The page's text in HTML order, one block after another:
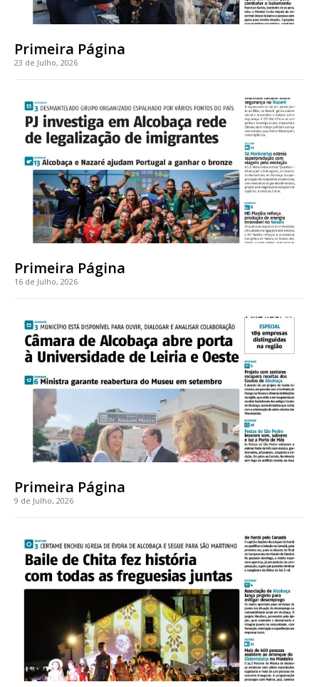
casa
Acesso ao conteúdo online
Acesso aos conteúdos Exclusivos para
assinantes
Escolha o plano
ASSINATURA
DIGITAL ANUAL
16€
Acesso ao conteúdo online
Acesso aos conteúdos Exclusivos para
assinantes
Ofertas para assinatura anual
Escolha o plano
Primeira Página
23 de Julho, 2026
Primeira Página
16 de Julho, 2026
Primeira Página
9 de Julho, 2026